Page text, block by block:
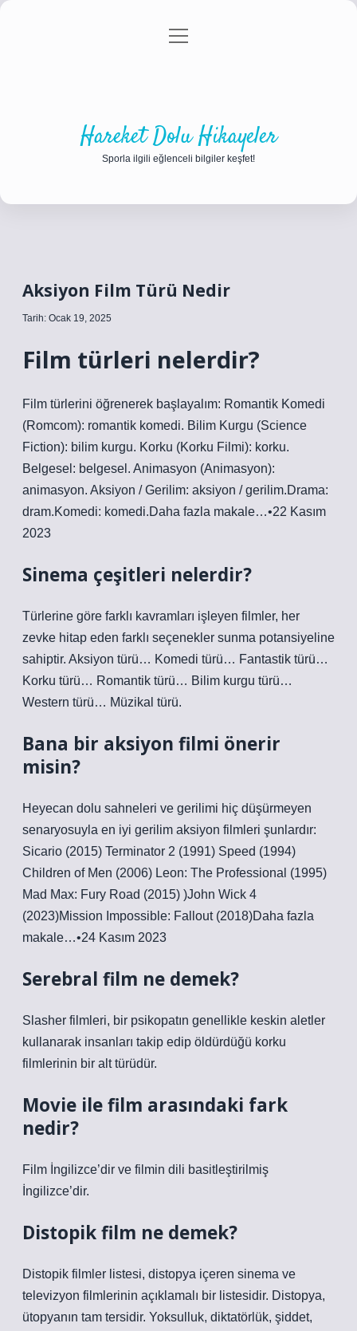
Gizlilik Politikası
menüyü
Hareket Dolu Hikayeler
Sporla ilgili eğlenceli bilgiler keşfet!
Aksiyon Film Türü Nedir
Tarih: Ocak 19, 2025
Film türleri nelerdir?
Film türlerini öğrenerek başlayalım: Romantik Komedi
(Romcom): romantik komedi. Bilim Kurgu (Science
Fiction): bilim kurgu. Korku (Korku Filmi): korku.
Belgesel: belgesel. Animasyon (Animasyon):
animasyon. Aksiyon / Gerilim: aksiyon / gerilim.Drama:
dram.Komedi: komedi.Daha fazla makale…•22 Kasım
2023
Sinema çeşitleri nelerdir?
Türlerine göre farklı kavramları işleyen filmler, her
zevke hitap eden farklı seçenekler sunma potansiyeline
sahiptir. Aksiyon türü… Komedi türü… Fantastik türü…
Korku türü… Romantik türü… Bilim kurgu türü…
Western türü… Müzikal türü.
Bana bir aksiyon filmi önerir
misin?
Heyecan dolu sahneleri ve gerilimi hiç düşürmeyen
senaryosuyla en iyi gerilim aksiyon filmleri şunlardır:
Sicario (2015) Terminator 2 (1991) Speed ​​​​​​​​(1994)
Children of Men (2006) Leon: The Professional (1995)
Mad Max: Fury Road (2015) )John Wick 4
(2023)Mission Impossible: Fallout (2018)Daha fazla
makale…•24 Kasım 2023
Serebral film ne demek?
Slasher filmleri, bir psikopatın genellikle keskin aletler
kullanarak insanları takip edip öldürdüğü korku
filmlerinin bir alt türüdür.
Movie ile film arasındaki fark
nedir?
Film İngilizce’dir ve filmin dili basitleştirilmiş
İngilizce’dir.
Distopik film ne demek?
Distopik filmler listesi, distopya içeren sinema ve
televizyon filmlerinin açıklamalı bir listesidir. Distopya,
ütopyanın tam tersidir. Yoksulluk, diktatörlük, şiddet,